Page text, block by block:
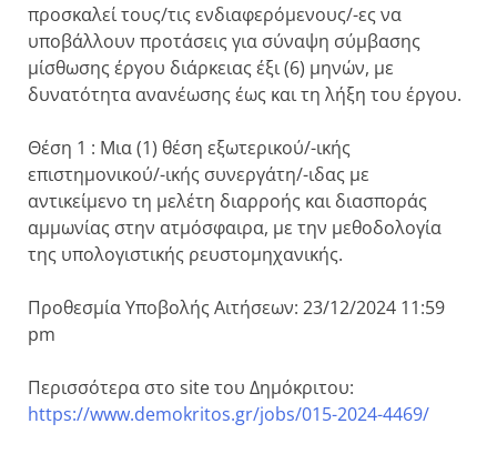
προσκαλεί τους/τις ενδιαφερόμενους/-ες να
υποβάλλουν προτάσεις για σύναψη σύμβασης
μίσθωσης έργου διάρκειας έξι (6) μηνών, με
δυνατότητα ανανέωσης έως και τη λήξη του έργου.
Θέση 1 : Μια (1) θέση εξωτερικού/-ικής
επιστημονικού/-ικής συνεργάτη/-ιδας με
αντικείμενο τη μελέτη διαρροής και διασποράς
αμμωνίας στην ατμόσφαιρα, με την μεθοδολογία
της υπολογιστικής ρευστομηχανικής.
Προθεσμία Υποβολής Αιτήσεων: 23/12/2024 11:59
pm
Περισσότερα στο site του Δημόκριτου:
https://www.demokritos.gr/jobs/015-2024-4469/